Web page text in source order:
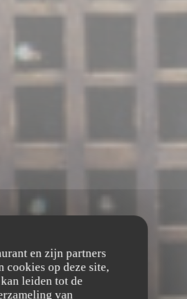
en zijn partners
cookies op deze site,
leiden tot de
van